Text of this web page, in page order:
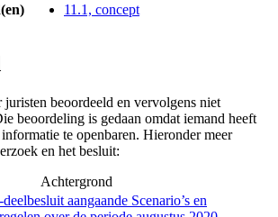
11.1, concept
beoordeeld en vervolgens niet
beoordeling is gedaan omdat iemand heeft
te openbaren. Hieronder meer
en het besluit:
Achtergrond
aangaande Scenario’s en